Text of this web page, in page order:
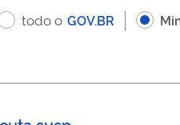
todo o GOV.BR